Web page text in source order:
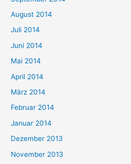
August 2014
Juli 2014
Juni 2014
Mai 2014
April 2014
März 2014
Februar 2014
Januar 2014
Dezember 2013
November 2013